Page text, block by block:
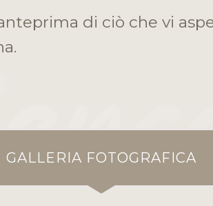
di ciò che vi
GALLERIA FOTOGRAFICA